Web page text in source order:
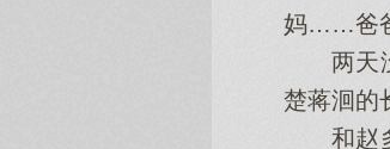
妈……爸
两天没
楚蒋洄的
和赵多